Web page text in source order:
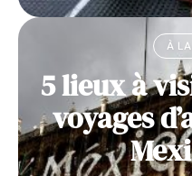
À
5 lieux à
voyages